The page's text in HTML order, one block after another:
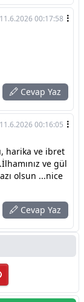
11.6.2026 00:17:58
Cevap Yaz
11.6.2026 00:16:05
harika ve ibret
ve gül
olsun ...nice
Cevap Yaz